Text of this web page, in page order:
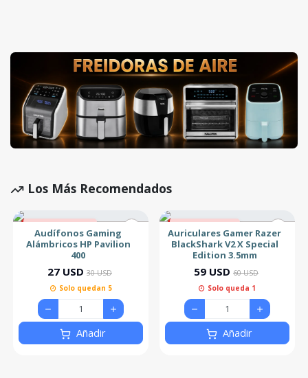
Los Más Recomendados
10% de descuento
Audífonos Gaming
Alámbricos HP Pavilion
400
27 USD 30 USD
Solo quedan 5
Añadir
2% de descuento
Auriculares Gamer Razer
BlackShark V2 X Special
Edition 3.5mm
59 USD 60 USD
Solo queda 1
Añadir